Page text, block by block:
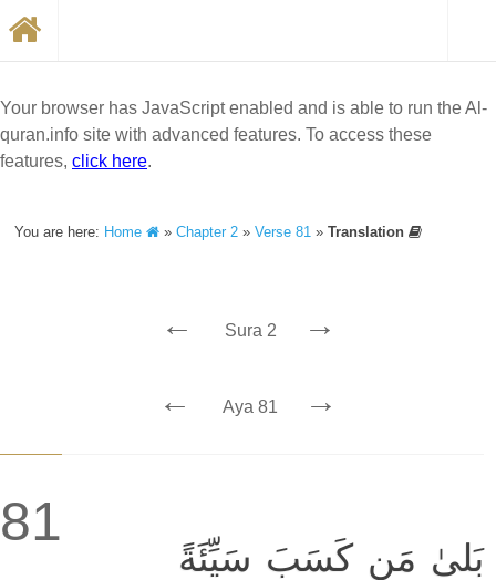
Your browser has JavaScript enabled and is able to run the Al-
quran.info site with advanced features. To access these
features, click here.
You are here: Home »Chapter 2 »Verse 81 »Translation
← Sura 2 →
← Aya 81 →
81
بَلىٰ مَن كَسَبَ سَيِّئَةً